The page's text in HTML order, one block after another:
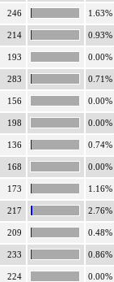
246 1.63%
214 0.93%
193 0.00%
283 0.71%
156 0.00%
198 0.00%
136 0.74%
168 0.00%
173 1.16%
217 2.76%
209 0.48%
233 0.86%
224 0.00%